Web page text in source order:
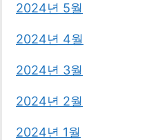
2024년 5월
2024년 4월
2024년 3월
2024년 2월
2024년 1월